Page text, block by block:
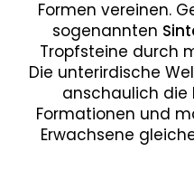
Formen vereinen.
sogenannten
Tropfsteine durch
Die unterirdische
anschaulich die
Formationen und
Erwachsene